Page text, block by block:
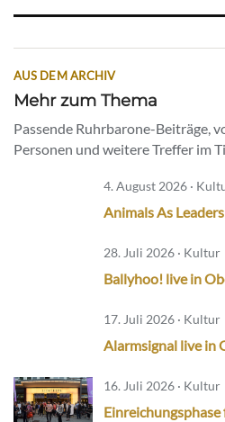
AUS DEM ARCHIV
Mehr zum Thema
Passende Ruhrbarone-Beiträge,
Personen und weitere Treffer im
4. August 2026 ·
Animals As
28. Juli 2026 · Kultur
Ballyhoo! live in
17. Juli 2026 · Kultur
Alarmsignal live in
16. Juli 2026 · Kultur